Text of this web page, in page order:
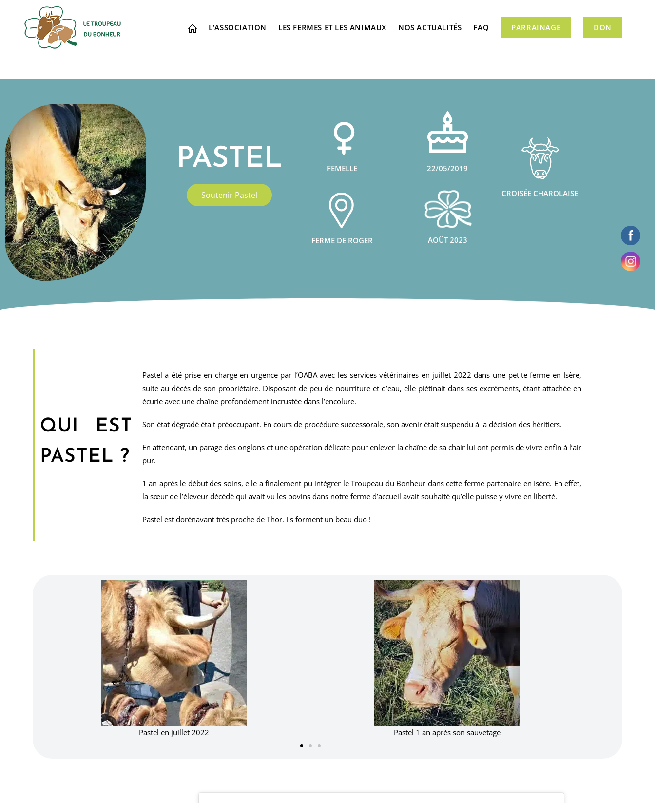
L’ASSOCIATION LES FERMES ET LES ANIMAUX NOS ACTUALITÉS FAQ PARRAINAGE DON
PASTEL
Soutenir Pastel
FEMELLE
FERME DE ROGER
22/05/2019
AOÛT 2023
CROISÉE CHAROLAISE
QUI EST
PASTEL ?
Pastel a été prise en charge en urgence par l’OABA avec les services vétérinaires en juillet 2022 dans une petite ferme en Isère,
suite au décès de son propriétaire. Disposant de peu de nourriture et d’eau, elle piétinait dans ses excréments, étant attachée en
écurie avec une chaîne profondément incrustée dans l’encolure.
Son état dégradé était préoccupant. En cours de procédure successorale, son avenir était suspendu à la décision des héritiers.
En attendant, un parage des onglons et une opération délicate pour enlever la chaîne de sa chair lui ont permis de vivre enfin à l’air
pur.
1 an après le début des soins, elle a finalement pu intégrer le Troupeau du Bonheur dans cette ferme partenaire en Isère. En effet,
la sœur de l’éleveur décédé qui avait vu les bovins dans notre ferme d’accueil avait souhaité qu’elle puisse y vivre en liberté.
Pastel est dorénavant très proche de Thor. Ils forment un beau duo !
Pastel 1 an après son sauvetage Pastel et Thor